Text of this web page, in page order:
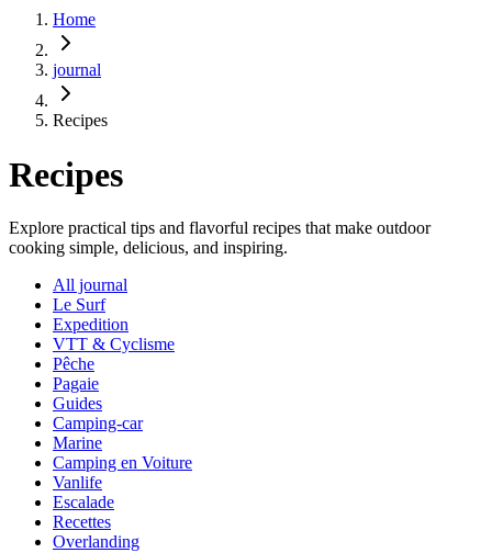
Home
journal
Recipes
Recipes
Explore practical tips and flavorful recipes that make outdoor
cooking simple, delicious, and inspiring.
All journal
Le Surf
Expedition
VTT & Cyclisme
Pêche
Pagaie
Guides
Camping-car
Marine
Camping en Voiture
Vanlife
Escalade
Recettes
Overlanding